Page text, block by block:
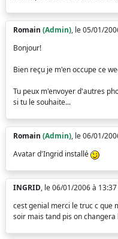
Romain (Admin), le 05/01/
Bonjour!
Bien reçu je m'en occupe ce
Tu peux m'envoyer d'autres
si tu le souhaite...
Romain (Admin), le 06/01/
Avatar d'Ingrid installé
INGRID, le 06/01/2006 à 13:37
cest genial merci le truc c que
soir mais tand pis on